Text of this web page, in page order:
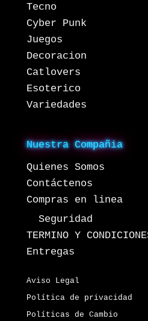
Tecno
Cyber Punk
Juegos
Decoracion
Catlovers
Esoterico
Variedades
Nuestra Compañia
Quienes Somos
Contáctenos
Compras en linea
Seguridad
TERMINO Y
Entregas
Aviso Legal
Política de privacidad
Políticas de Cambio